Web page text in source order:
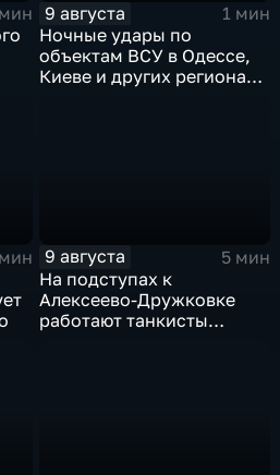
9 августа
1 мин
Ночные удары по
объектам ВСУ в Одессе,
Киеве и других регионах
9 августа
5 мин
На подступах к
Алексеево-Дружковке
работают танкисты